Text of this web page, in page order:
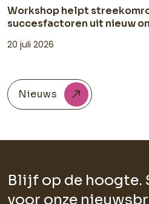
Workshop helpt
succesfactoren uit nieuw
20 juli 2026
Nieuws
Blijf op de hoogte.
voor onze